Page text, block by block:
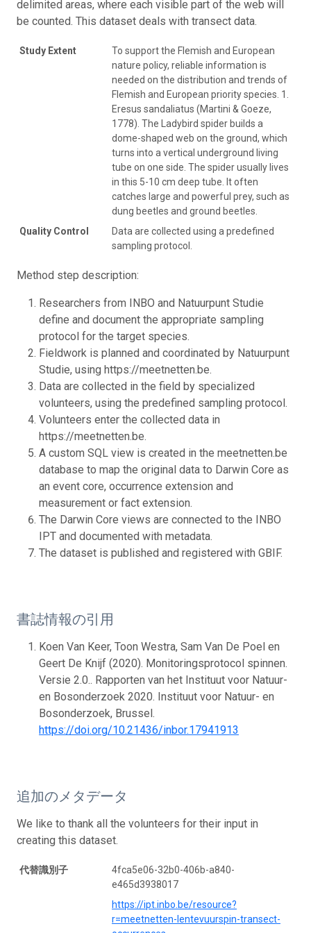
delimited areas, where each visible part of the web will
be counted. This dataset deals with transect data.
Study Extent
To support the Flemish and European
nature policy, reliable information is
needed on the distribution and trends of
Flemish and European priority species. 1.
Eresus sandaliatus (Martini & Goeze,
1778). The Ladybird spider builds a
dome-shaped web on the ground, which
turns into a vertical underground living
tube on one side. The spider usually lives
in this 5-10 cm deep tube. It often
catches large and powerful prey, such as
dung beetles and ground beetles.
Quality Control
Data are collected using a predefined
sampling protocol.
Method step description:
Researchers from INBO and Natuurpunt Studie
define and document the appropriate sampling
protocol for the target species.
Fieldwork is planned and coordinated by Natuurpunt
Studie, using https://meetnetten.be.
Data are collected in the field by specialized
volunteers, using the predefined sampling protocol.
Volunteers enter the collected data in
https://meetnetten.be.
A custom SQL view is created in the meetnetten.be
database to map the original data to Darwin Core as
an event core, occurrence extension and
measurement or fact extension.
The Darwin Core views are connected to the INBO
IPT and documented with metadata.
The dataset is published and registered with GBIF.
書誌情報の引用
Koen Van Keer, Toon Westra, Sam Van De Poel en
Geert De Knijf (2020). Monitoringsprotocol spinnen.
Versie 2.0.. Rapporten van het Instituut voor Natuur-
en Bosonderzoek 2020. Instituut voor Natuur- en
Bosonderzoek, Brussel.
https://doi.org/10.21436/inbor.17941913
追加のメタデータ
We like to thank all the volunteers for their input in
creating this dataset.
代替識別子
4fca5e06-32b0-406b-a840-
e465d3938017
https://ipt.inbo.be/resource?
r=meetnetten-lentevuurspin-transect-